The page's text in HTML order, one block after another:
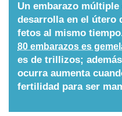
Calculadoras
Nombres
Cuentos
Un embarazo
desarrolla en el útero
fetos al mismo
80 embarazos es
es de trillizos;
ocurra aumenta
fertilidad para ser